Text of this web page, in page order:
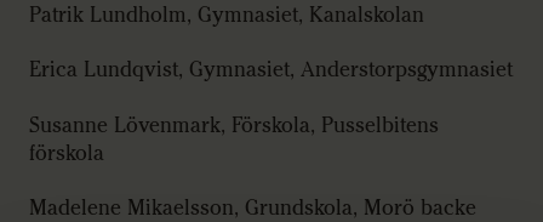
Patrik Lundholm, Gymnasiet, Kanalskolan
Erica Lundqvist, Gymnasiet, Anderstorpsgymnasiet
Susanne Lövenmark, Förskola, Pusselbitens
förskola
Madelene Mikaelsson, Grundskola, Morö backe